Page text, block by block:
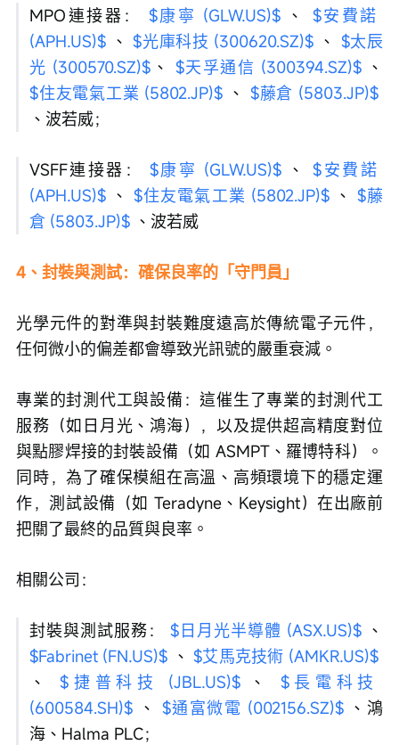
MPO連接器： $康寧 (GLW.US)$ 、 $安費諾
(APH.US)$ 、 $光庫科技 (300620.SZ)$ 、 $太辰
光 (300570.SZ)$ 、 $天孚通信 (300394.SZ)$ 、
$住友電氣工業 (5802.JP)$ 、 $藤倉 (5803.JP)$
、波若威；
VSFF連接器： $康寧 (GLW.US)$ 、 $安費諾
(APH.US)$ 、 $住友電氣工業 (5802.JP)$ 、 $藤
倉 (5803.JP)$ 、波若威
4、封裝與測試：確保良率的「守門員」
光學元件的對準與封裝難度遠高於傳統電子元件，
任何微小的偏差都會導致光訊號的嚴重衰減。
專業的封測代工與設備：這催生了專業的封測代工
服務（如日月光、鴻海），以及提供超高精度對位
與點膠焊接的封裝設備（如 ASMPT、羅博特科）。
同時，為了確保模組在高溫、高頻環境下的穩定運
作，測試設備（如 Teradyne、Keysight）在出廠前
把關了最終的品質與良率。
相關公司：
封裝與測試服務： $日月光半導體 (ASX.US)$ 、
$Fabrinet (FN.US)$ 、 $艾馬克技術 (AMKR.US)$
、 $捷普科技 (JBL.US)$ 、 $長電科技
(600584.SH)$ 、 $通富微電 (002156.SZ)$ 、鴻
海、Halma PLC；